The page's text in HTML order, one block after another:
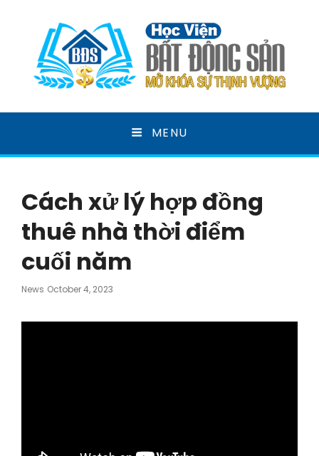
HỌC VIỆN BẤT ĐỘNG
SẢN
MENU
Cách xử lý hợp đồng
thuê nhà thời điểm
cuối năm
News Posted
October 4, 2023